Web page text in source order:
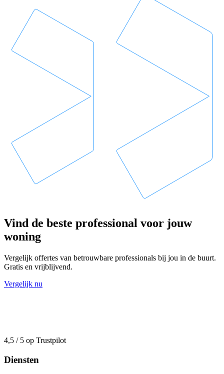
Vind de beste professional voor jouw
woning
Vergelijk offertes van betrouwbare professionals bij jou in de buurt.
Gratis en vrijblijvend.
Vergelijk nu
4,5 / 5 op Trustpilot
Diensten